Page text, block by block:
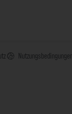
Nutzungsbedingungen